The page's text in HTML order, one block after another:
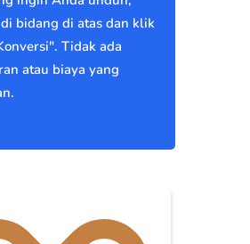
bidang di atas dan klik
Tidak ada
atau biaya yang